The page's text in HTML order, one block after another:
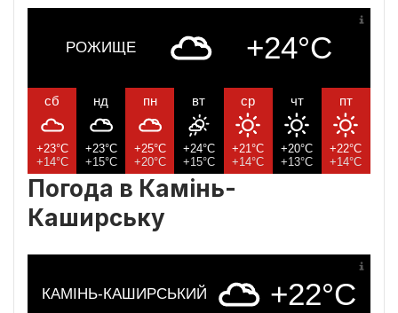
РОЖИЩЕ +24°C
сб
+23°C
+14°C
нд
+23°C
+15°C
пн
+25°C
+20°C
вт
+24°C
+15°C
ср
+21°C
+14°C
чт
+20°C
+13°C
пт
+22°C
+14°C
Погода в Камінь-
Каширську
КАМІНЬ-КАШИРСЬКИЙ +22°C